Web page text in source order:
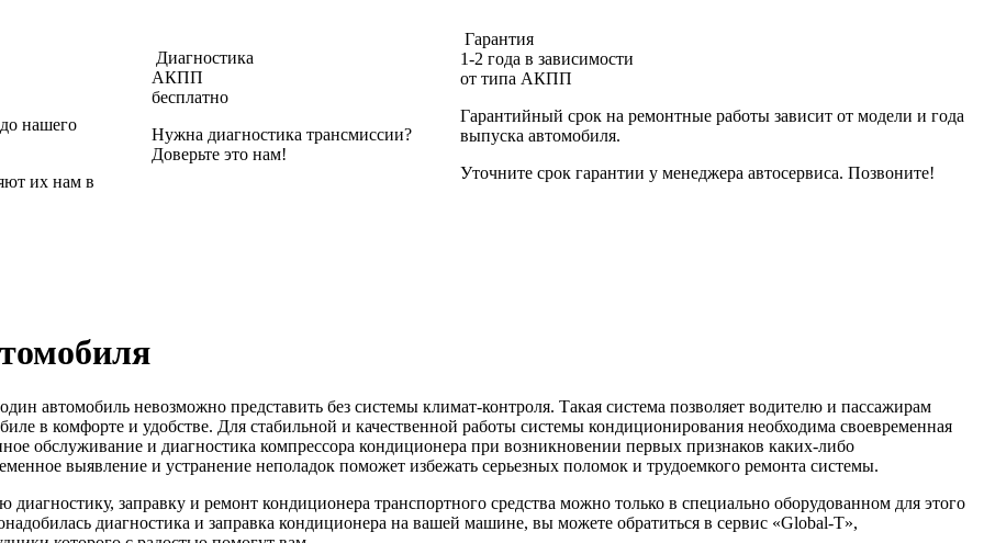
нашего
их нам в
Диагностика
АКПП
бесплатно
Нужна диагностика трансмиссии?
Доверьте это нам!
Гарантия
1-2 года в зависимости
от типа АКПП
Гарантийный срок на ремонтные работы зависит от модели и года
выпуска автомобиля.
Уточните срок гарантии у менеджера автосервиса. Позвоните!
автомобиль невозможно представить без системы климат-контроля. Такая система позволяет водителю и пассажирам
в комфорте и удобстве. Для стабильной и качественной работы системы кондиционирования необходима своевременная
обслуживание и диагностика компрессора кондиционера при возникновении первых признаков каких-либо
выявление и устранение неполадок поможет избежать серьезных поломок и трудоемкого ремонта системы.
диагностику, заправку и ремонт кондиционера транспортного средства можно только в специально оборудованном для этого
диагностика и заправка кондиционера на вашей машине, вы можете обратиться в сервис «Global-T»,